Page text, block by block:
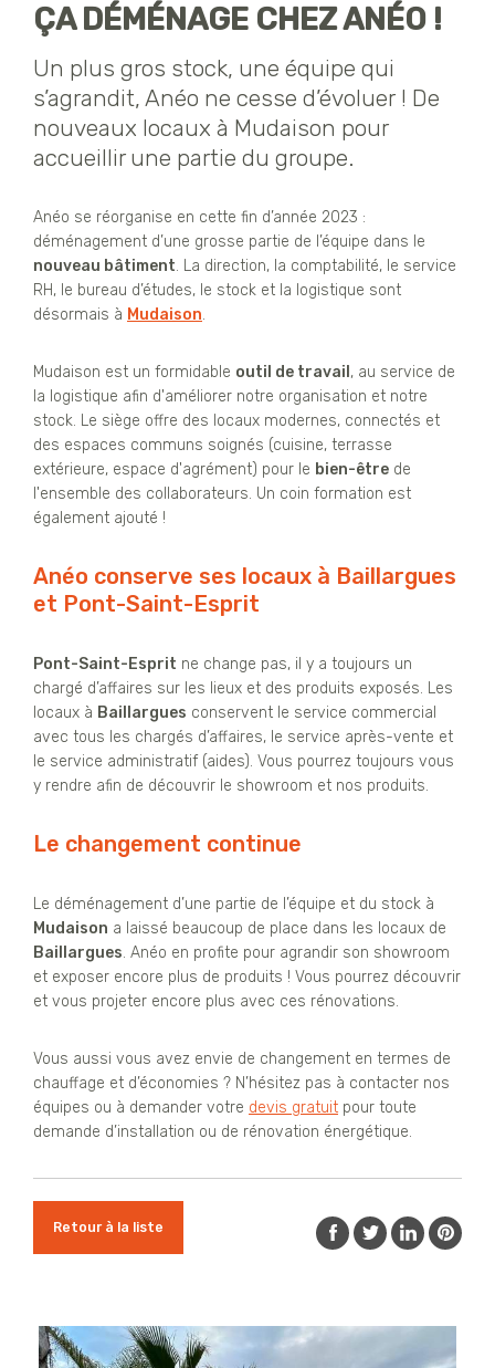
ÇA DÉMÉNAGE CHEZ ANÉO !
Un plus gros stock, une équipe qui
s’agrandit, Anéo ne cesse d’évoluer ! De
nouveaux locaux à Mudaison pour
accueillir une partie du groupe.
Anéo se réorganise en cette fin d’année 2023 :
déménagement d’une grosse partie de l’équipe dans le
nouveau bâtiment. La direction, la comptabilité, le service
RH, le bureau d’études, le stock et la logistique sont
désormais à Mudaison.
Mudaison est un formidable outil de travail , au service de
la logistique afin d'améliorer notre organisation et notre
stock. Le siège offre des locaux modernes, connectés et
des espaces communs soignés (cuisine, terrasse
extérieure, espace d'agrément) pour le bien-être de
l'ensemble des collaborateurs. Un coin formation est
également ajouté !
Anéo conserve ses locaux à Baillargues
et Pont-Saint-Esprit
Pont-Saint-Esprit ne change pas, il y a toujours un
chargé d’affaires sur les lieux et des produits exposés. Les
locaux à Baillargues conservent le service commercial
avec tous les chargés d’affaires, le service après-vente et
le service administratif (aides). Vous pourrez toujours vous
y rendre afin de découvrir le showroom et nos produits.
Le changement continue
Le déménagement d’une partie de l’équipe et du stock à
Mudaison a laissé beaucoup de place dans les locaux de
Baillargues. Anéo en profite pour agrandir son showroom
et exposer encore plus de produits ! Vous pourrez découvrir
et vous projeter encore plus avec ces rénovations.
Vous aussi vous avez envie de changement en termes de
chauffage et d’économies ? N’hésitez pas à contacter nos
équipes ou à demander votre devis gratuit pour toute
demande d’installation ou de rénovation énergétique.
Retour à la liste